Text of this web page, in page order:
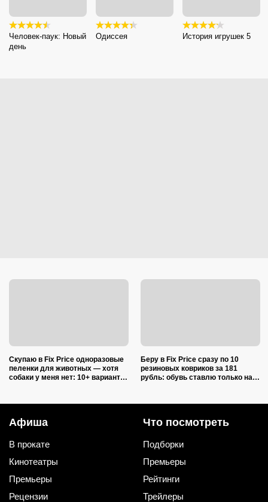
Человек-паук: Новый
день
Одиссея История игрушек 5
Скупаю в Fix Price одноразовые
пеленки для животных — хотя
собаки у меня нет: 10+ вариантов
Беру в Fix Price сразу по 10
резиновых ковриков за 181
рубль: обувь ставлю только на
Афиша
В прокате
Кинотеатры
Премьеры
Рецензии
Что посмотреть
Подборки
Премьеры
Рейтинги
Трейлеры